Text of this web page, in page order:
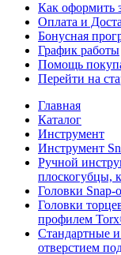
Как оформить
Оплата и
Бонусная
График работы
Помощь
Перейти на
Главная
Каталог
Инструмент
Инструмент
Ручной
плоскогубцы,
Головки Snap-
Головки
профилем
Стандартные
отверстием